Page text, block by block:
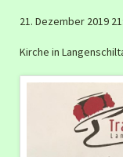
21. Dezember 2019
Kirche in